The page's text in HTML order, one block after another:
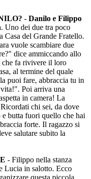
- Danilo e Filippo
. Uno dei due tra poco
Casa del Grande Fratello.
vuole scambiare due
dice ammiccando allo
che fa rivivere il loro
al termine del quale
puoi fare, abbraccia tu in
Poi arriva una
in camera! La
chi sei, da dove
butta fuori quello che hai
forte. Il ragazzo si
salutare subito la
- Filippo nella stanza
Lucia in salotto. Ecco